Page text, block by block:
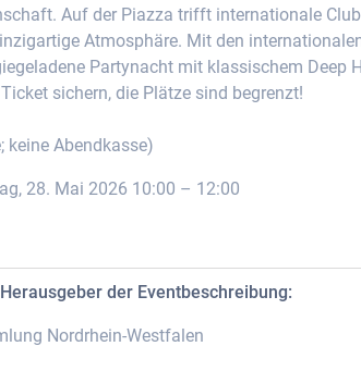
Auf der Piazza trifft internationale
Atmosphäre. Mit den
Partynacht mit klassischem Deep
sichern, die Plätze sind begrenzt!
keine Abendkasse)
28. Mai 2026 10:00 – 12:00
der Eventbeschreibung:
Nordrhein-Westfalen